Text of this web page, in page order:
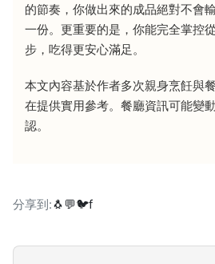
的節奏，你做出來的成品絕對不會
一份。更重要的是，你能完全掌控
步，吃得更安心滿足。
本文內容基於作者多次親身烹飪與
在提供實用參考。餐廳資訊可能變
認。
分享到:🐧💬🐦f